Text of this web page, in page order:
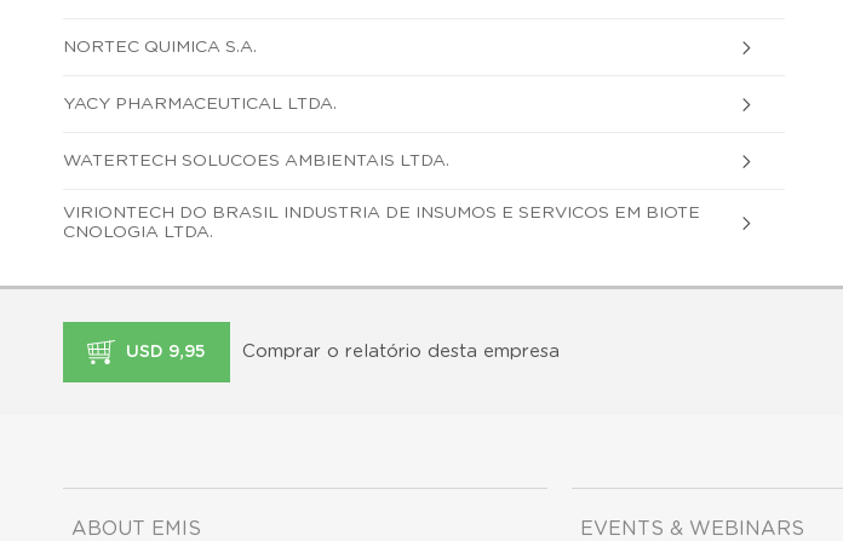
NORTEC QUIMICA S.A.
YACY PHARMACEUTICAL LTDA.
WATERTECH SOLUCOES AMBIENTAIS LTDA.
VIRIONTECH DO BRASIL INDUSTRIA DE INSUMOS E SERVICOS EM BIOTE
CNOLOGIA LTDA.
USD 9,95 Comprar o relatório desta empresa
ABOUT EMIS EVENTS & WEBINARS